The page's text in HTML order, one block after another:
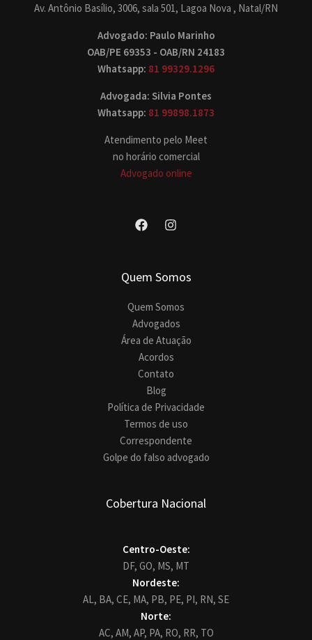
Av. Antônio Basílio, 3006, sala 501, Lagoa Nova , Natal/RN
Advogado: Paulo Marinho
OAB/PE 69353 - OAB/RN 24183
Whatsapp: 81 99329.1296
Advogada: Silvia Pontes
Whatsapp: 81 99898.1873
Atendimento pelo Meet
no horário comercial
Advogado online
Quem Somos
Quem Somos
Advogados
Área de Atuação
Acordos
Contato
Blog
Política de Privacidade
Termos de uso
Correspondente
Golpe do falso advogado
Cobertura Nacional
Centro-Oeste:
DF, GO, MS, MT
Nordeste:
AL, BA, CE, MA, PB, PE, PI, RN, SE
Norte:
AC, AM, AP, PA, RO, RR, TO